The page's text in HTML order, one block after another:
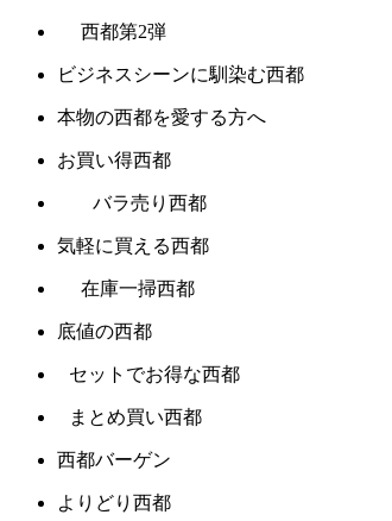
西都第2弾
ビジネスシーンに馴染む西都
本物の西都を愛する方へ
お買い得西都
バラ売り西都
気軽に買える西都
在庫一掃西都
底値の西都
セットでお得な西都
まとめ買い西都
西都バーゲン
よりどり西都